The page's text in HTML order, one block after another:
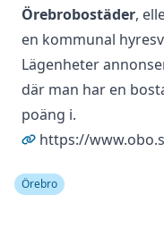
Örebrobostäder,
en kommunal
Lägenheter
där man har en
poäng i.
https://
Örebro